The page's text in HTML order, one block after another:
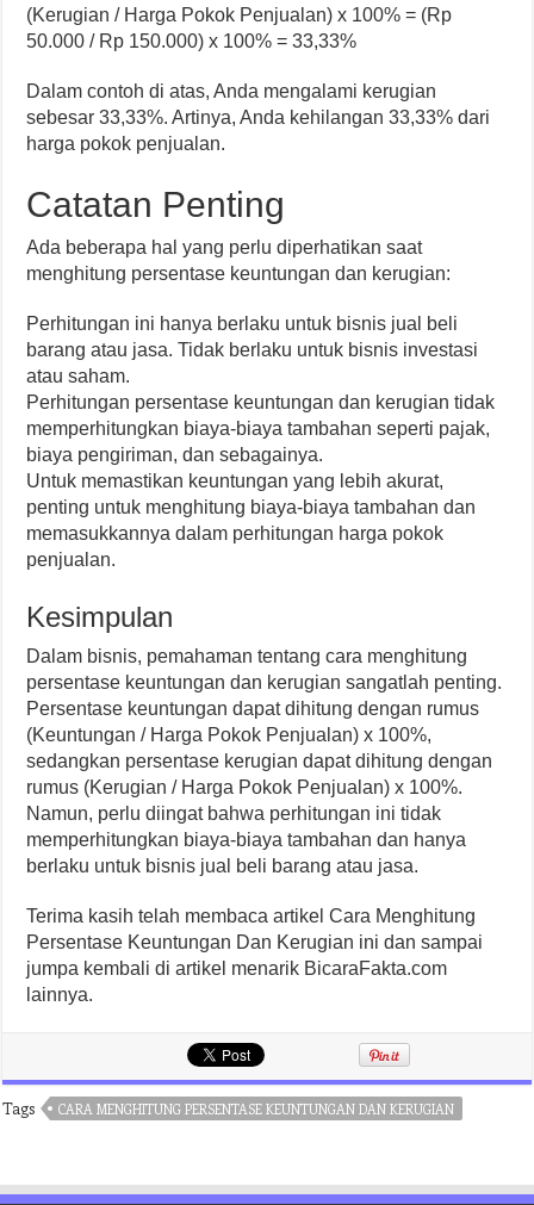
(Kerugian / Harga Pokok Penjualan) x 100% = (Rp
50.000 / Rp 150.000) x 100% = 33,33%
Dalam contoh di atas, Anda mengalami kerugian
sebesar 33,33%. Artinya, Anda kehilangan 33,33% dari
harga pokok penjualan.
Catatan Penting
Ada beberapa hal yang perlu diperhatikan saat
menghitung persentase keuntungan dan kerugian:
Perhitungan ini hanya berlaku untuk bisnis jual beli
barang atau jasa. Tidak berlaku untuk bisnis investasi
atau saham.
Perhitungan persentase keuntungan dan kerugian tidak
memperhitungkan biaya-biaya tambahan seperti pajak,
biaya pengiriman, dan sebagainya.
Untuk memastikan keuntungan yang lebih akurat,
penting untuk menghitung biaya-biaya tambahan dan
memasukkannya dalam perhitungan harga pokok
penjualan.
Kesimpulan
Dalam bisnis, pemahaman tentang cara menghitung
persentase keuntungan dan kerugian sangatlah penting.
Persentase keuntungan dapat dihitung dengan rumus
(Keuntungan / Harga Pokok Penjualan) x 100%,
sedangkan persentase kerugian dapat dihitung dengan
rumus (Kerugian / Harga Pokok Penjualan) x 100%.
Namun, perlu diingat bahwa perhitungan ini tidak
memperhitungkan biaya-biaya tambahan dan hanya
berlaku untuk bisnis jual beli barang atau jasa.
Terima kasih telah membaca artikel Cara Menghitung
Persentase Keuntungan Dan Kerugian ini dan sampai
jumpa kembali di artikel menarik BicaraFakta.com
lainnya.
Tags CARA MENGHITUNG PERSENTASE KEUNTUNGAN DAN KERUGIAN